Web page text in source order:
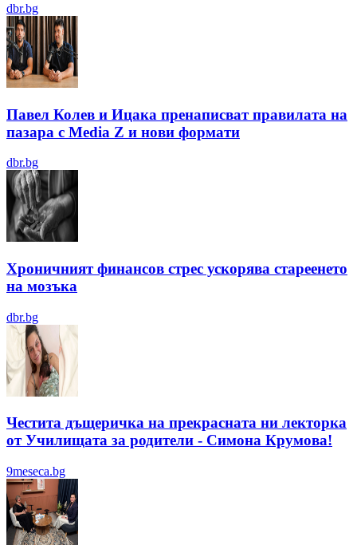
dbr.bg
Павел Колев и Ицака пренаписват правилата на
пазара с Media Z и нови формати
dbr.bg
Хроничният финансов стрес ускорява стареенето
на мозъка
dbr.bg
Честита дъщеричка на прекрасната ни лекторка
от Училищата за родители - Симона Крумова!
9meseca.bg